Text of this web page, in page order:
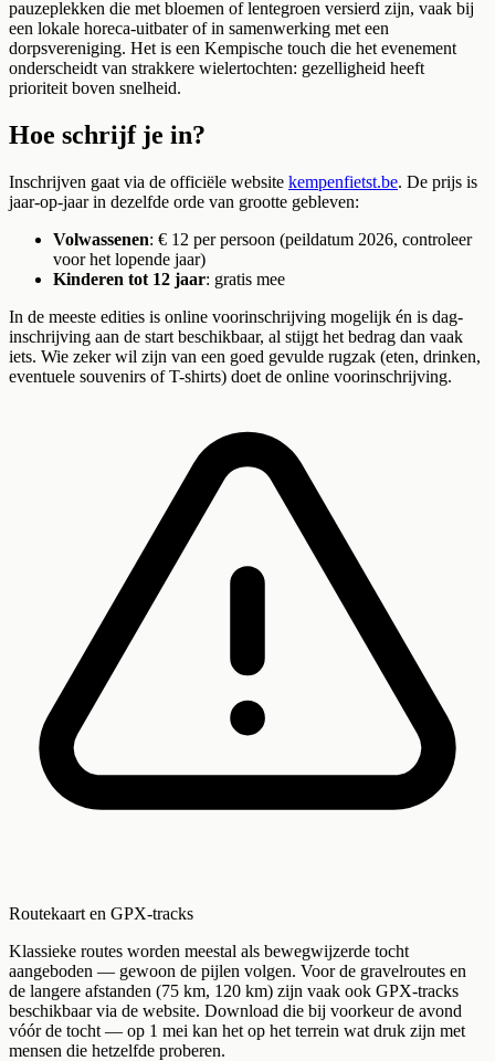
pauzeplekken die met bloemen of lentegroen versierd zijn, vaak bij
een lokale horeca-uitbater of in samenwerking met een
dorpsvereniging. Het is een Kempische touch die het evenement
onderscheidt van strakkere wielertochten: gezelligheid heeft
prioriteit boven snelheid.
Hoe schrijf je in?
Inschrijven gaat via de officiële website kempenfietst.be. De prijs is
jaar-op-jaar in dezelfde orde van grootte gebleven:
Volwassenen: € 12 per persoon (peildatum 2026, controleer
voor het lopende jaar)
Kinderen tot 12 jaar: gratis mee
In de meeste edities is online voorinschrijving mogelijk én is dag-
inschrijving aan de start beschikbaar, al stijgt het bedrag dan vaak
iets. Wie zeker wil zijn van een goed gevulde rugzak (eten, drinken,
eventuele souvenirs of T-shirts) doet de online voorinschrijving.
Routekaart en GPX-tracks
Klassieke routes worden meestal als bewegwijzerde tocht
aangeboden — gewoon de pijlen volgen. Voor de gravelroutes en
de langere afstanden (75 km, 120 km) zijn vaak ook GPX-tracks
beschikbaar via de website. Download die bij voorkeur de avond
vóór de tocht — op 1 mei kan het op het terrein wat druk zijn met
mensen die hetzelfde proberen.